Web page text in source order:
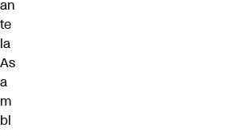
an
te
la
As
a
m
bl